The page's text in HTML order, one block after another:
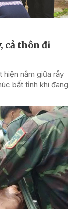
cả thôn đi
hiện nằm giữa rẫy
bất tỉnh khi đang